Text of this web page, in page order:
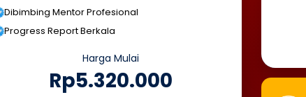
Dibimbing Mentor Profesional
Progress Report Berkala
Harga Mulai
Rp5.320.000